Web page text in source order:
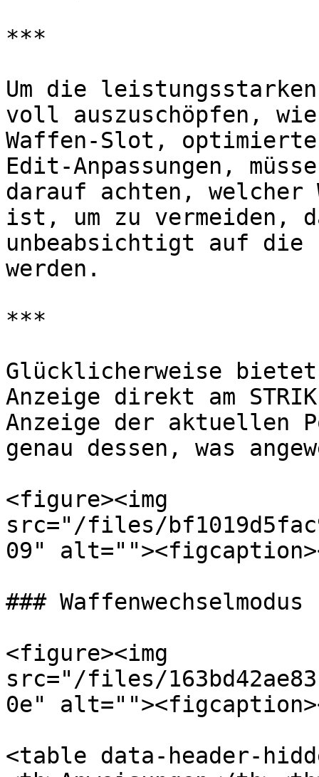
***
Um die
voll auszuschöpfen,
Waffen-Slot,
Edit-Anpassungen,
darauf achten, welcher
ist, um zu vermeiden,
unbeabsichtigt auf die
werden.
***
Glücklicherweise bietet
Anzeige direkt am
Anzeige der aktuellen
genau dessen, was
<figure><img
src="/files/
09"
### Waffenwechselmodus
<figure><img
src="/files/
0e"
<table data-header-